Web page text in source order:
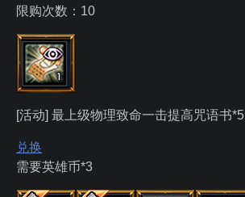
限购次数：10
[活动] 最上级物理致命一击提高咒语书*5
兑换
需要英雄币*3